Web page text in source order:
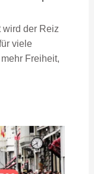
wird der Reiz
viele
Freiheit,